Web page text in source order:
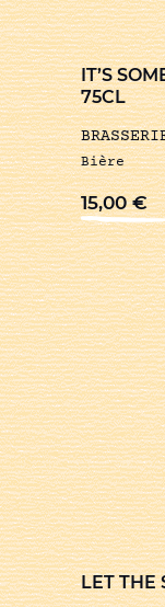
IT’S
75CL
Bière
15,00€
LET THE